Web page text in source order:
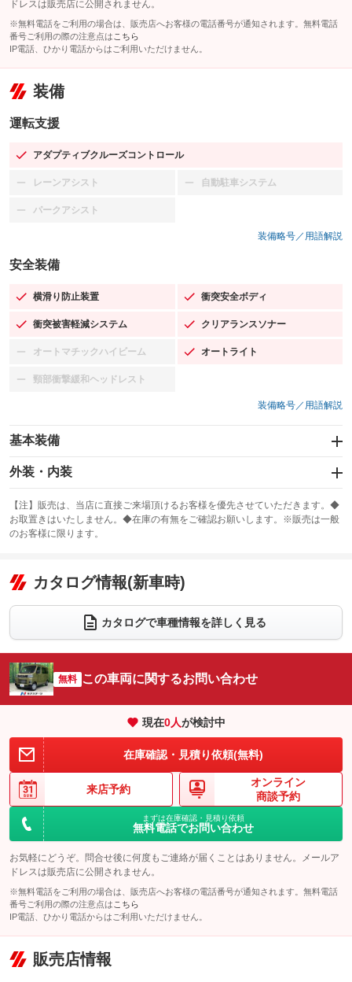
ドレスは販売店に公開されません。
※無料電話をご利用の場合は、販売店へお客様の電話番号が通知されます。無料電話
番号ご利用の際の注意点は こちら
IP電話、ひかり電話からはご利用いただけません。
装備
運転支援
アダプティブクルーズコントロール
：装備あり
レーンアシスト
：装備なし 自動駐車システム
：装備なし
パークアシスト
：装備なし
装備略号／用語解説
安全装備
横滑り防止装置
：装備あり 衝突安全ボディ
：装備あり
衝突被害軽減システム
：装備あり クリアランスソナー
：装備あり
オートマチックハイビーム
：装備なし オートライト
：装備あり
頸部衝撃緩和ヘッドレスト
：装備なし
装備略号／用語解説
基本装備
エアバッグ：運転席/助手席
：装備あり
：装備あり
サンルーフ
：装備なし ABS
リフトアップ
：装備なし
ダウンヒルアシストコントロール
パワーウィンドウ
：装備あり ：装備あり
アイドリングストップ
：装備あり
USB入力端子
：装備なし Bluetooth接続
クリーンディーゼル
：装備なし
センターデフロック
：装備なし
レンタカーアップ
：装備なし 展示・試乗車
：装備なし
電動格納ミラー
：装備あり
外装・内装
カーナビ
：装備なし
TV
：装備なし
ビジュアル
：装備なし
革シート
：装備なし ハーフレザーシート
：装備なし
キーレス
：装備あり ：装備あり
HID(キセノンライト)
：装備なし
ETC
：装備なし
エアロ
：装備なし スマートキー
：装備あり
ローダウン
：装備なし ランフラットタイヤ
：装備なし
：装備なし ：装備なし
ベンチシート
：装備なし フルフラットシート
：装備なし
チップアップシート
：装備なし オットマン
：装備なし
電動格納サードシート
：装備なし シートヒーター
：装備なし
ウォークスルー
：装備なし ：装備なし
シートエアコン
【注】販売は、当店に直接ご来場頂けるお客様を優先させていただきます。◆
お取置きはいたしません。◆在庫の有無をご確認お願いします。※販売は一般
のお客様に限ります。
カタログ情報(新車時)
カタログで車種情報を詳しく見る
無料 この車両に関するお問い合わせ
現在0人が検討中
在庫確認・見積り依頼(無料)
来店予約
オンライン
商談予約
まずは在庫確認・見積り依頼
無料電話でお問い合わせ
お気軽にどうぞ。問合せ後に何度もご連絡が届くことはありません。メールア
ドレスは販売店に公開されません。
※無料電話をご利用の場合は、販売店へお客様の電話番号が通知されます。無料電話
番号ご利用の際の注意点は こちら
IP電話、ひかり電話からはご利用いただけません。
販売店情報